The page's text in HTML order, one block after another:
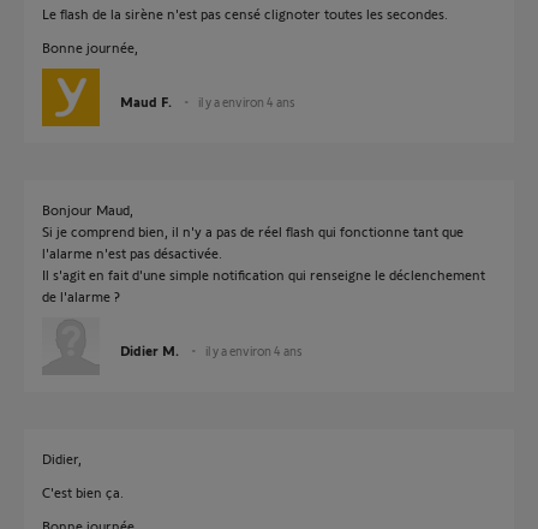
Le flash de la sirène n'est pas censé clignoter toutes les secondes.
Bonne journée,
Maud F. il y a environ 4 ans
Bonjour Maud,
Si je comprend bien, il n'y a pas de réel flash qui fonctionne tant que
l'alarme n'est pas désactivée.
Il s'agit en fait d'une simple notification qui renseigne le déclenchement
de l'alarme ?
Didier M. il y a environ 4 ans
Didier,
C'est bien ça.
Bonne journée,